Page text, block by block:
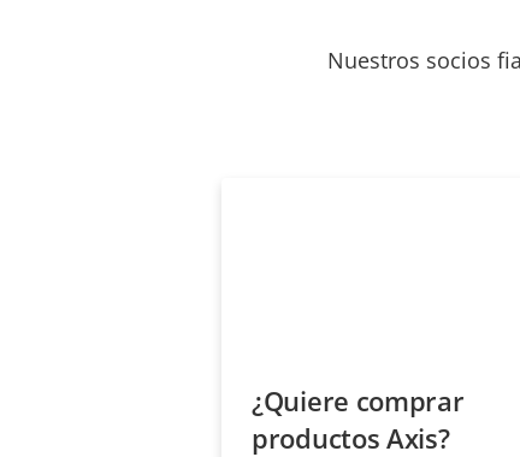
Nuestros socios
¿Quiere comprar
productos Axis?